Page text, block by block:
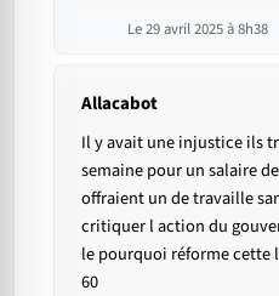
Le 29 avril 2025 à 8h38
Allacabot
Il y avait une injustice ils
semaine pour un salaire
offraient un de travaille
critiquer l action du
le pourquoi réforme cette
60